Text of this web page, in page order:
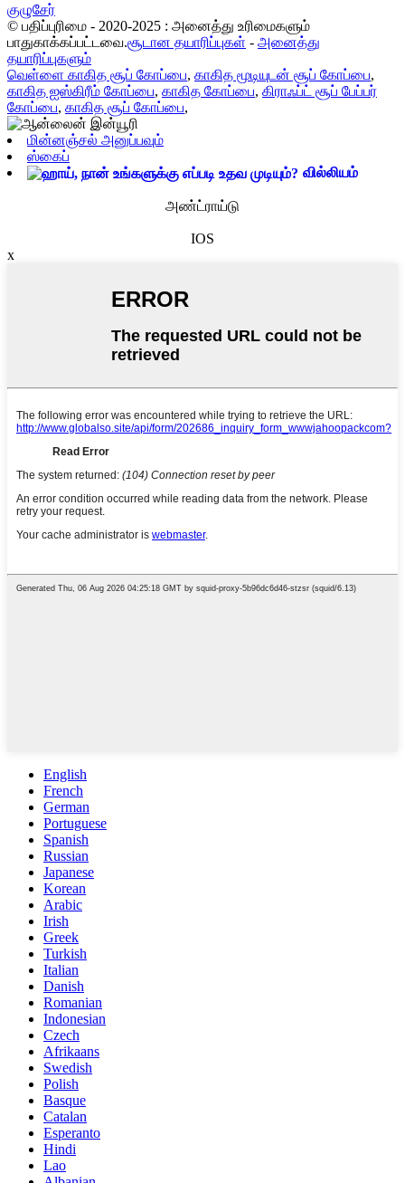
குழுசேர்
© பதிப்புரிமை - 2020-2025 : அனைத்து உரிமைகளும்
பாதுகாக்கப்பட்டவை.சூடான தயாரிப்புகள் - அனைத்து
தயாரிப்புகளும்
வெள்ளை காகித சூப் கோப்பை, காகித மூடியுடன் சூப் கோப்பை,
காகித ஐஸ்கிரீம் கோப்பை, காகித கோப்பை, கிராஃப்ட் சூப் பேப்பர்
கோப்பை, காகித சூப் கோப்பை,
மின்னஞ்சல் அனுப்பவும்
ஸ்கைப்
வில்லியம்
அண்ட்ராய்டு
IOS
x
English
French
German
Portuguese
Spanish
Russian
Japanese
Korean
Arabic
Irish
Greek
Turkish
Italian
Danish
Romanian
Indonesian
Czech
Afrikaans
Swedish
Polish
Basque
Catalan
Esperanto
Hindi
Lao